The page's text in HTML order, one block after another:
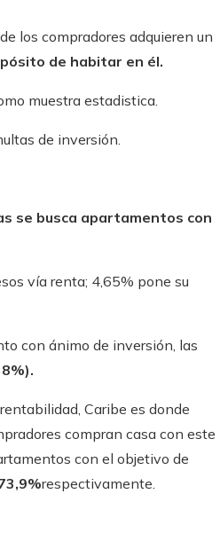
los compradores adquieren un
de habitar en él.
muestra estadistica.
de inversión.
se busca apartamentos con
vía renta; 4,65% pone su
con ánimo de inversión, las
Caribe es donde
compran casa con este
con el objetivo de
respectivamente.